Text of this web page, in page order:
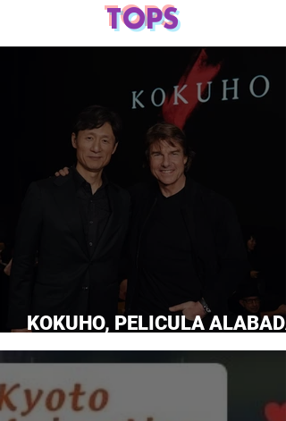
TOPS
KOKUHO, PELICULA
POR TOM CRUISE